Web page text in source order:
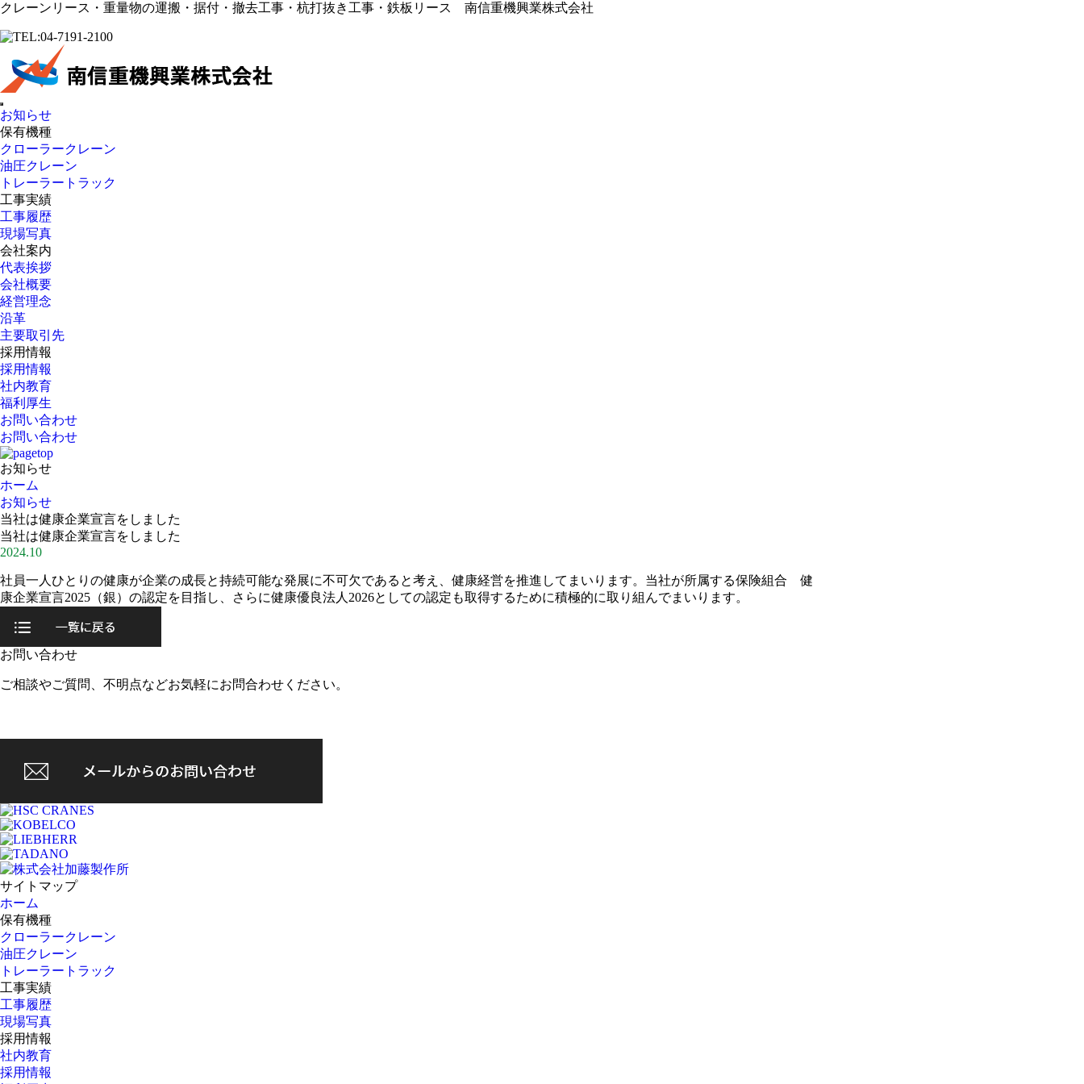
クレーンリース・重量物の運搬・据付・撤去工事・杭打抜き工事・鉄板リース 南信重機興業株式会社
お知らせ
保有機種
クローラークレーン
油圧クレーン
トレーラートラック
工事実績
工事履歴
現場写真
会社案内
代表挨拶
会社概要
経営理念
沿革
主要取引先
採用情報
採用情報
社内教育
福利厚生
お問い合わせ
お問い合わせ
お知らせ
ホーム
お知らせ
当社は健康企業宣言をしました
当社は健康企業宣言をしました
2024.10
社員一人ひとりの健康が企業の成長と持続可能な発展に不可欠であると考え、健康経営を推進してまいります。当社が所属する保険組合 健
康企業宣言2025（銀）の認定を目指し、さらに健康優良法人2026としての認定も取得するために積極的に取り組んでまいります。
お問い合わせ
ご相談やご質問、不明点などお気軽にお問合わせください。
サイトマップ
ホーム
保有機種
クローラークレーン
油圧クレーン
トレーラートラック
工事実績
工事履歴
現場写真
採用情報
社内教育
採用情報